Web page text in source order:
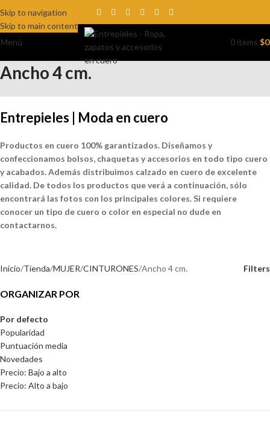
Skip to navigation
Skip to main content
Menú
0 items $
Ancho 4 cm.
Entrepieles | Moda en cuero
Productos en cuero 100% garantizados. Diseñamos y
confeccionamos bolsos, chaquetas y accesorios en todo tipo cuero
y acabados. Además distribuimos calzado en cuero de excelente
calidad. De todos los productos que verá a continuación, sólo
encontrará las fotos con los principales colores. Si requiere
conocer un tipo de cuero o color en especial no dude en
contactarnos.
Inicio Tienda MUJER CINTURONES Ancho 4 cm. Filters
ORGANIZAR POR
Por defecto
Popularidad
Puntuación media
Novedades
Precio: Bajo a alto
Precio: Alto a bajo